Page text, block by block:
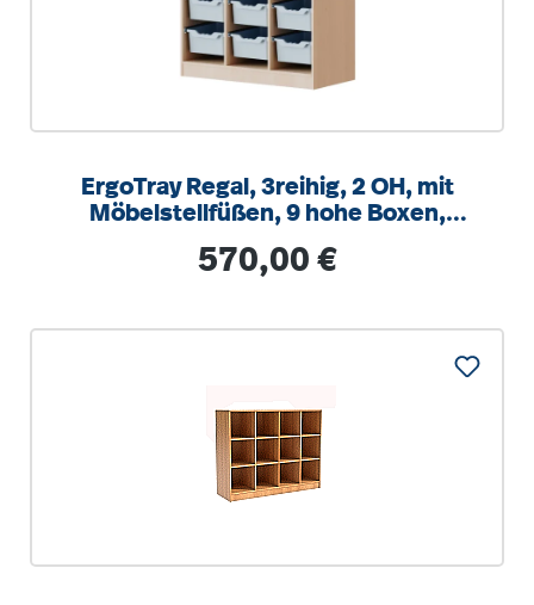
ErgoTray Regal, 3reihig, 2 OH, mit
Möbelstellfüßen, 9 hohe Boxen,
Regulärer Preis:
570,00 €